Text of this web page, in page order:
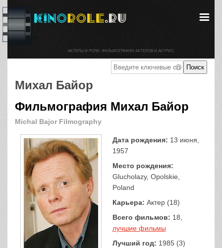
Михал Байор
Фильмография Михал Байор
Michal Bajor Filmography
Дата рождения: 13 июня,
1957
Место рождения:
Glucholazy, Opolskie,
Poland
Карьера: Актер (18)
Всего фильмов: 18,
лучшие фильмы
Лучший год: 1985 (3)
АКТЕРЫ И РОЛИ. ФИЛЬМОГРАФИИ АКТЕРОВ И АКТРИС.